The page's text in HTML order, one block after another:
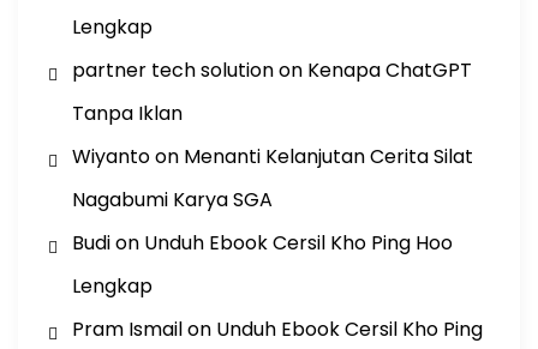
Lengkap
partner tech solutionon Kenapa ChatGPT
Tanpa Iklan
Wiyantoon Menanti Kelanjutan Cerita Silat
Nagabumi Karya SGA
Budion Unduh Ebook Cersil Kho Ping Hoo
Lengkap
Pram Ismailon Unduh Ebook Cersil Kho Ping